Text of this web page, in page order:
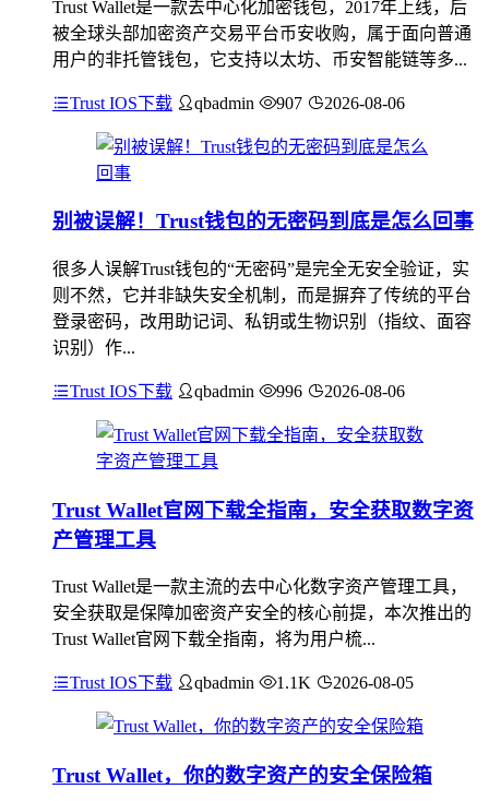
Trust Wallet是一款去中心化加密钱包，2017年上线，后
被全球头部加密资产交易平台币安收购，属于面向普通
用户的非托管钱包，它支持以太坊、币安智能链等多...
Trust IOS下载 qbadmin 907 2026-08-06
别被误解！Trust钱包的无密码到底是怎么回事
很多人误解Trust钱包的“无密码”是完全无安全验证，实
则不然，它并非缺失安全机制，而是摒弃了传统的平台
登录密码，改用助记词、私钥或生物识别（指纹、面容
识别）作...
Trust IOS下载 qbadmin 996 2026-08-06
Trust Wallet官网下载全指南，安全获取数字资
产管理工具
Trust Wallet是一款主流的去中心化数字资产管理工具，
安全获取是保障加密资产安全的核心前提，本次推出的
Trust Wallet官网下载全指南，将为用户梳...
Trust IOS下载 qbadmin 1.1K 2026-08-05
Trust Wallet，你的数字资产的安全保险箱